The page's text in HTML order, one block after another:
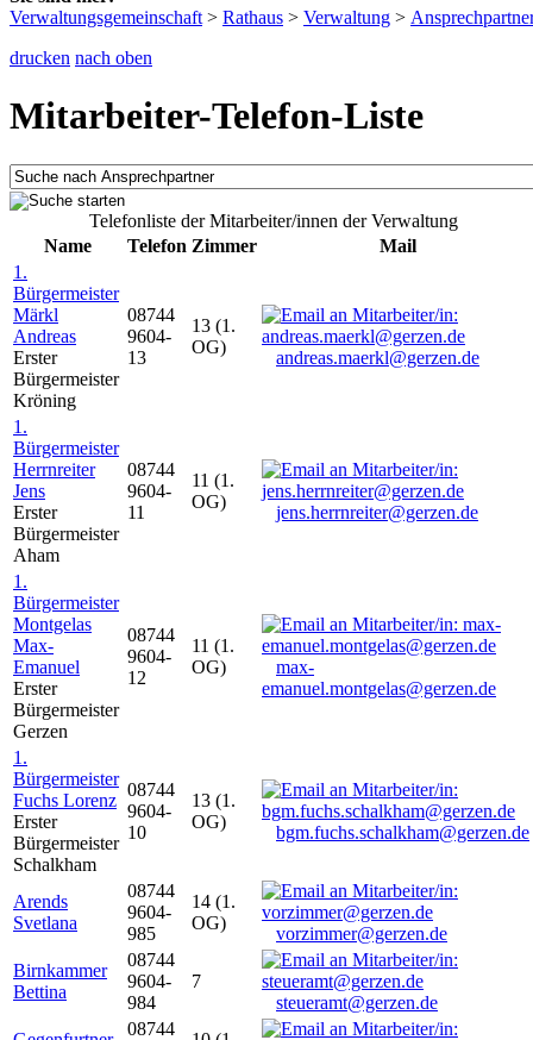
Verwaltungsgemeinschaft > Rathaus > Verwaltung >
drucken nach oben
Mitarbeiter-Telefon-Liste
Telefonliste der Mitarbeiter/innen der Verwaltung
Name
Telefon Zimmer
Mail
1.
Bürgermeister
Märkl
Andreas
Erster
Bürgermeister
Kröning
08744
9604-
13
13 (1.
OG)
andreas.maerkl@gerzen.de
1.
Bürgermeister
Herrnreiter
Jens
Erster
Bürgermeister
Aham
08744
9604-
11
11 (1.
OG)
jens.herrnreiter@gerzen.de
1.
Bürgermeister
Montgelas
Max-
Emanuel
Erster
Bürgermeister
Gerzen
08744
9604-
12
11 (1.
OG)
max-
emanuel.montgelas@gerzen.de
1.
Bürgermeister
Fuchs Lorenz
Erster
Bürgermeister
Schalkham
08744
9604-
10
13 (1.
OG)
bgm.fuchs.schalkham@gerzen.de
Arends
Svetlana
08744
9604-
985
14 (1.
OG)
vorzimmer@gerzen.de
Birnkammer
Bettina
08744
9604-
984
7
steueramt@gerzen.de
08744